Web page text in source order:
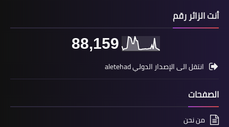
أنت الزائر رقم
88,159
انتقل الى الإصدار الدولي aletehad
الصفحات
من نحن